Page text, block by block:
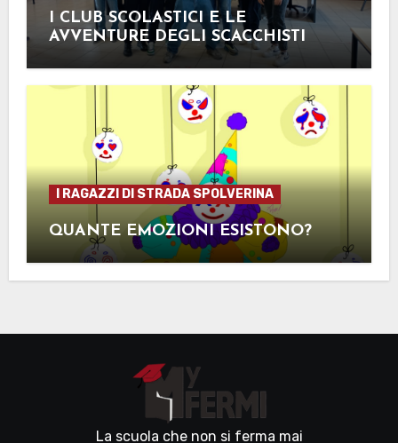
I CLUB SCOLASTICI E LE
AVVENTURE DEGLI SCACCHISTI
I RAGAZZI DI STRADA SPOLVERINA
QUANTE EMOZIONI ESISTONO?
La scuola che non si ferma mai